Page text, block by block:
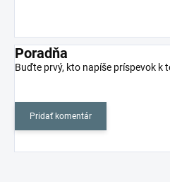
Poradňa
Buďte prvý, kto napíše príspevok k
Pridať komentár